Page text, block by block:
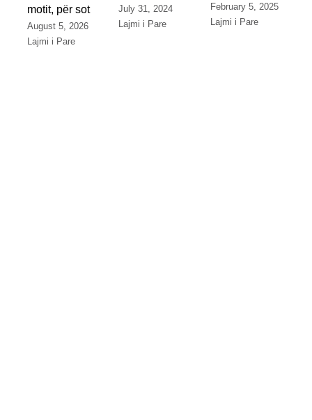
motit, për sot
August 5, 2026
Lajmi i Pare
July 31, 2024
Lajmi i Pare
February 5, 2025
Lajmi i Pare